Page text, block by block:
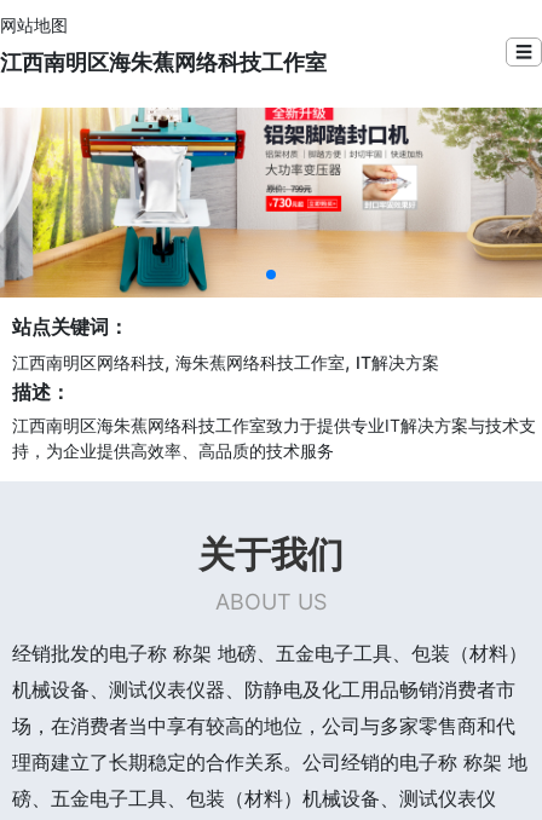
网站地图
江西南明区海朱蕉网络科技工作室 ☰
站点关键词：
江西南明区网络科技, 海朱蕉网络科技工作室, IT解决方案
描述：
江西南明区海朱蕉网络科技工作室致力于提供专业IT解决方案与技术支
持，为企业提供高效率、高品质的技术服务
关于我们
ABOUT US
经销批发的电子称 称架 地磅、五金电子工具、包装（材料）
机械设备、测试仪表仪器、防静电及化工用品畅销消费者市
场，在消费者当中享有较高的地位，公司与多家零售商和代
理商建立了长期稳定的合作关系。公司经销的电子称 称架 地
磅、五金电子工具、包装（材料）机械设备、测试仪表仪